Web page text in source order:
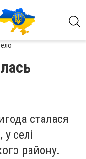
сталася
селі
району.